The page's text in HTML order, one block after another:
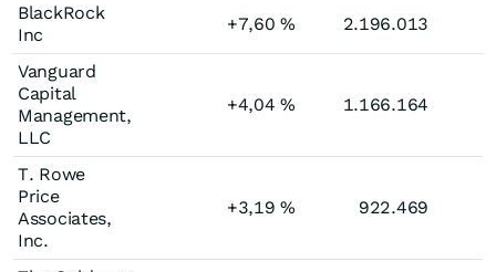
BlackRock
Inc
+7,60% 2.196.013
Vanguard
Capital
Management,
LLC
+4,04% 1.166.164
T. Rowe
Price
Associates,
Inc.
+3,19% 922.469